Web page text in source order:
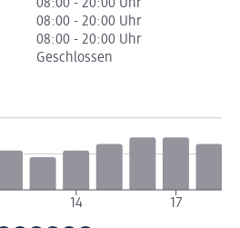
08:00 - 20:00 Uhr
08:00 - 20:00 Uhr
08:00 - 20:00 Uhr
Geschlossen
14 17